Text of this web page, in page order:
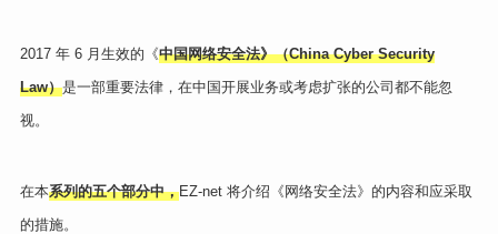
2017 年 6 月生效的《中国网络安全法》（China Cyber Security
Law）是一部重要法律，在中国开展业务或考虑扩张的公司都不能忽
视。
在本系列的五个部分中，EZ-net 将介绍《网络安全法》的内容和应采取
的措施。